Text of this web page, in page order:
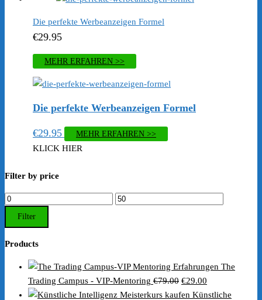
Die perfekte Werbeanzeigen Formel
€29.95
MEHR ERFAHREN >>
Die perfekte Werbeanzeigen Formel
€29.95 MEHR ERFAHREN >>
KLICK HIER
Filter by price
Min.
Preis
Max.
Filter
Products
The
Trading Campus - VIP-Mentoring €79.00 Ursprünglicher
Preis
€29.00
Preis
Künstliche